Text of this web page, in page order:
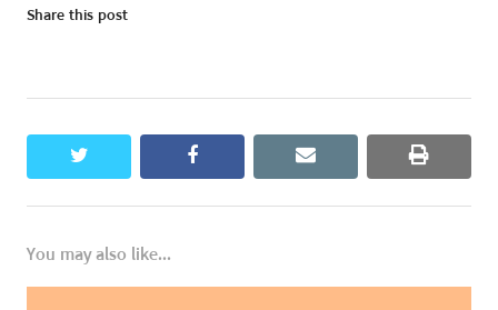
Share this post
twitter facebook email print
You may also like...